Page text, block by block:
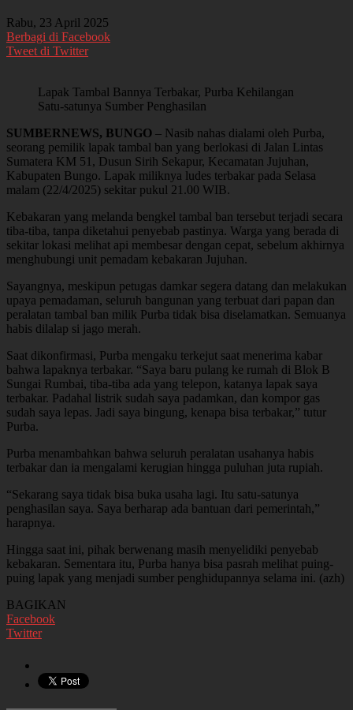
Rabu, 23 April 2025
Berbagi di Facebook
Tweet di Twitter
Lapak Tambal Bannya Terbakar, Purba Kehilangan
Satu-satunya Sumber Penghasilan
SUMBERNEWS, BUNGO – Nasib nahas dialami oleh Purba,
seorang pemilik lapak tambal ban yang berlokasi di Jalan Lintas
Sumatera KM 51, Dusun Sirih Sekapur, Kecamatan Jujuhan,
Kabupaten Bungo. Lapak miliknya ludes terbakar pada Selasa
malam (22/4/2025) sekitar pukul 21.00 WIB.
Kebakaran yang melanda bengkel tambal ban tersebut terjadi secara
tiba-tiba, tanpa diketahui penyebab pastinya. Warga yang berada di
sekitar lokasi melihat api membesar dengan cepat, sebelum akhirnya
menghubungi unit pemadam kebakaran Jujuhan.
Sayangnya, meskipun petugas damkar segera datang dan melakukan
upaya pemadaman, seluruh bangunan yang terbuat dari papan dan
peralatan tambal ban milik Purba tidak bisa diselamatkan. Semuanya
habis dilalap si jago merah.
Saat dikonfirmasi, Purba mengaku terkejut saat menerima kabar
bahwa lapaknya terbakar. “Saya baru pulang ke rumah di Blok B
Sungai Rumbai, tiba-tiba ada yang telepon, katanya lapak saya
terbakar. Padahal listrik sudah saya padamkan, dan kompor gas
sudah saya lepas. Jadi saya bingung, kenapa bisa terbakar,” tutur
Purba.
Purba menambahkan bahwa seluruh peralatan usahanya habis
terbakar dan ia mengalami kerugian hingga puluhan juta rupiah.
“Sekarang saya tidak bisa buka usaha lagi. Itu satu-satunya
penghasilan saya. Saya berharap ada bantuan dari pemerintah,”
harapnya.
Hingga saat ini, pihak berwenang masih menyelidiki penyebab
kebakaran. Sementara itu, Purba hanya bisa pasrah melihat puing-
puing lapak yang menjadi sumber penghidupannya selama ini. (azh)
BAGIKAN
Facebook
Twitter